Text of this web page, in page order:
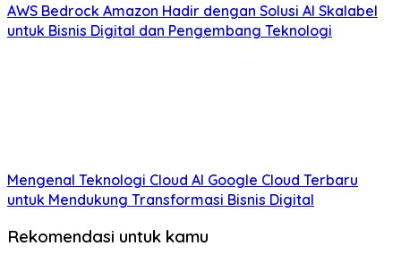
AWS Bedrock Amazon Hadir dengan Solusi AI Skalabel
untuk Bisnis Digital dan Pengembang Teknologi
Mengenal Teknologi Cloud AI Google Cloud Terbaru
untuk Mendukung Transformasi Bisnis Digital
Rekomendasi untuk kamu